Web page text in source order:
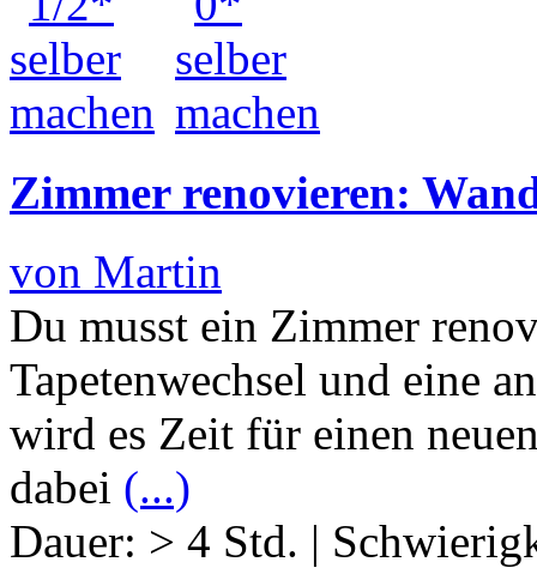
Zimmer renovieren:
von Martin
Du musst ein Zimmer
Tapetenwechsel und eine
wird es Zeit für einen
dabei (...)
Dauer: > 4 Std. |